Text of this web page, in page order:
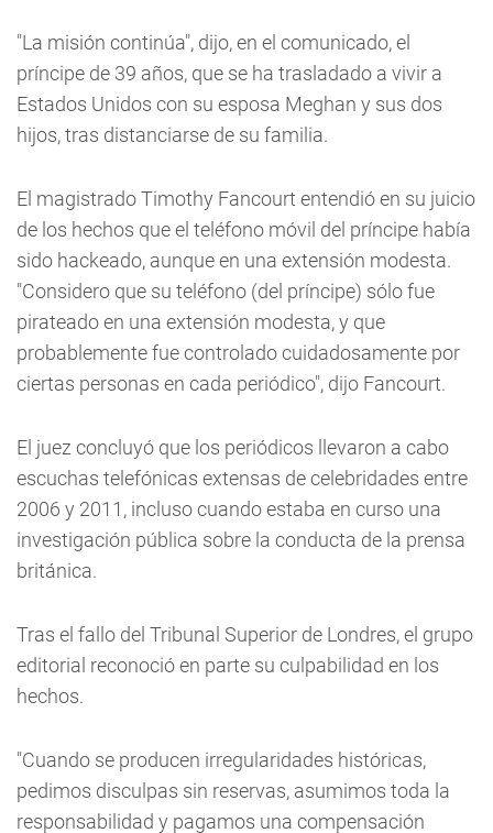
"La misión continúa", dijo, en el comunicado, el
príncipe de 39 años, que se ha trasladado a vivir a
Estados Unidos con su esposa Meghan y sus dos
hijos, tras distanciarse de su familia.
El magistrado Timothy Fancourt entendió en su juicio
de los hechos que el teléfono móvil del príncipe había
sido hackeado, aunque en una extensión modesta.
"Considero que su teléfono (del príncipe) sólo fue
pirateado en una extensión modesta, y que
probablemente fue controlado cuidadosamente por
ciertas personas en cada periódico", dijo Fancourt.
El juez concluyó que los periódicos llevaron a cabo
escuchas telefónicas extensas de celebridades entre
2006 y 2011, incluso cuando estaba en curso una
investigación pública sobre la conducta de la prensa
británica.
Tras el fallo del Tribunal Superior de Londres, el grupo
editorial reconoció en parte su culpabilidad en los
hechos.
"Cuando se producen irregularidades históricas,
pedimos disculpas sin reservas, asumimos toda la
responsabilidad y pagamos una compensación